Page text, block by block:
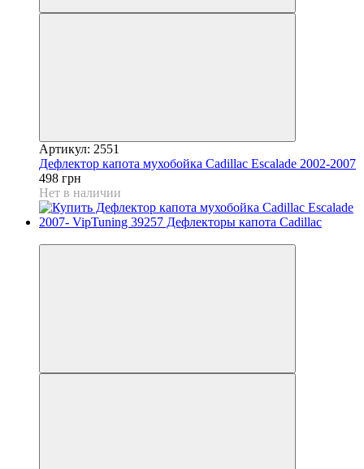
Артикул: 2551
Дефлектор капота мухобойка Cadillac Escalade 2002-2007
498 грн
Нет в наличии